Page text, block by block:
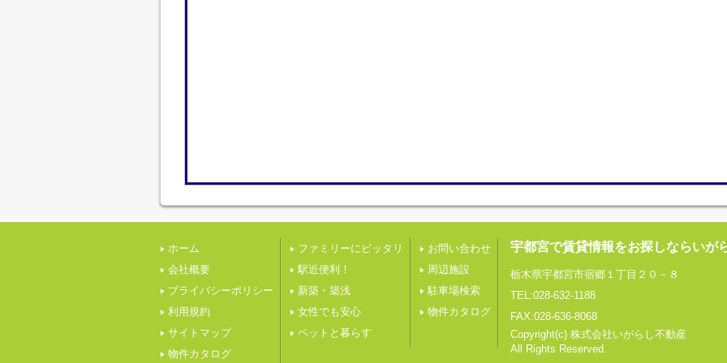
ホーム
会社概要
プライバシーポリシー
利用規約
サイトマップ
物件カタログ
ファミリーにピッタリ
駅近便利！
新築・築浅
女性でも安心
ペットと暮らす
お問い合わせ
周辺施設
駐車場検索
物件カタログ
宇都宮で賃貸情報をお探しならいが
栃木県宇都宮市宿郷１丁目２０－８
TEL:028-632-1188
FAX:028-636-8068
Copyright(c) 株式会社いがらし不動産
All Rights Reserved.